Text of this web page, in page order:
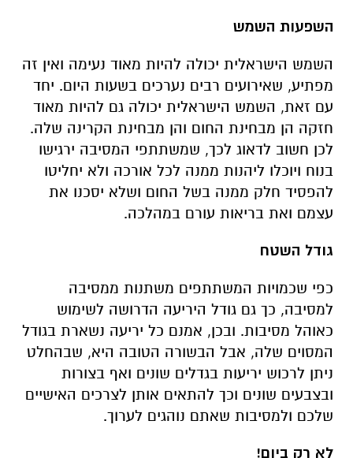
השפעות השמש
השמש הישראלית יכולה להיות מאוד נעימה ואין זה
מפתיע, שאירועים רבים נערכים בשעות היום. יחד
עם זאת, השמש הישראלית יכולה גם להיות מאוד
חזקה הן מבחינת החום והן מבחינת הקרינה שלה.
לכן חשוב לדאוג לכך, שמשתתפי המסיבה ירגישו
בנוח ויוכלו ליהנות ממנה לכל אורכה ולא יחליטו
להפסיד חלק ממנה בשל החום ושלא יסכנו את
עצמם ואת בריאות עורם במהלכה.
גודל השטח
כפי שכמויות המשתתפים משתנות ממסיבה
למסיבה, כך גם גודל היריעה הדרושה לשימוש
כאוהל מסיבות. ובכן, אמנם כל יריעה נשארת בגודל
המסוים שלה, אבל הבשורה הטובה היא, שבהחלט
ניתן לרכוש יריעות בגדלים שונים ואף בצורות
ובצבעים שונים וכך להתאים אותן לצרכים האישיים
שלכם ולמסיבות שאתם נוהגים לערוך.
לא רק ביום!